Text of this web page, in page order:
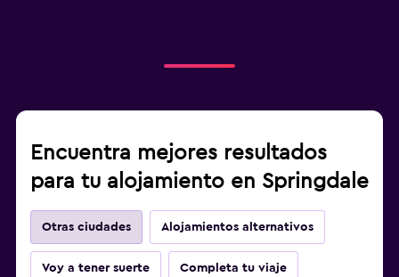
Encuentra mejores resultados
para tu alojamiento en Springdale
Otras ciudades Alojamientos alternativos
Voy a tener suerte Completa tu viaje